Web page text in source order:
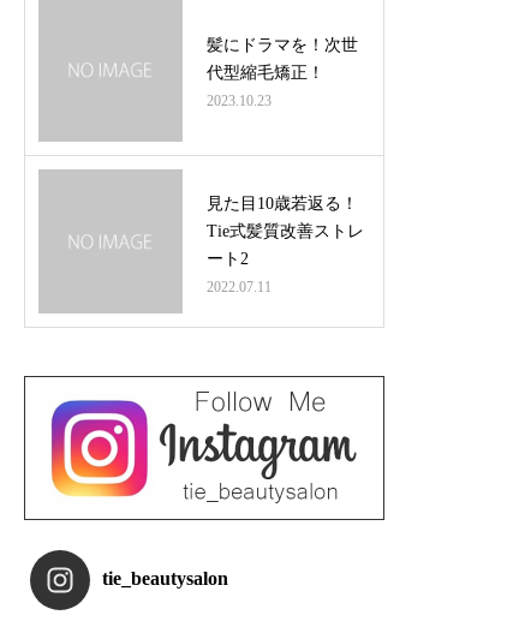
髪にドラマを！次世
代型縮毛矯正！
2023.10.23
見た目10歳若返る！
Tie式髪質改善ストレ
ート2
2022.07.11
tie_beautysalon